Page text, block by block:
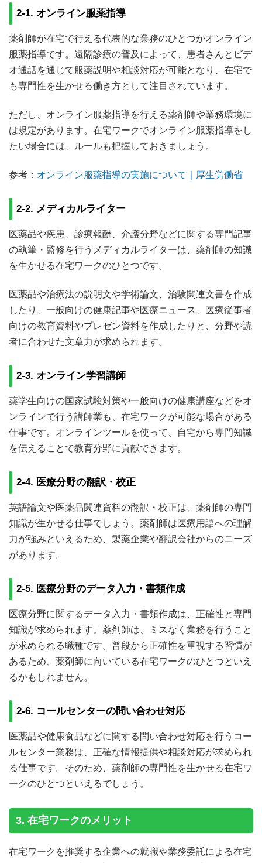
2-1. オンライン服薬指導
薬剤師が在宅で行える代表的な業務のひとつがオンライン
服薬指導です。遠隔診療の普及によって、患者さんとビデ
オ通話を通じて服薬説明や相談対応が可能となり、在宅で
も専門性を生かせる働き方として注目されています。
ただし、オンライン服薬指導を行える薬剤師や業務環境に
は規定があります。在宅ワークでオンライン服薬指導をし
たい場合には、ルールも把握しておきましょう。
参考： オンライン服薬指導の実施について｜厚生労働省
2-2. メディカルライター
医薬品や疾患、診療報酬、介護分野などに関する専門記事
の執筆・監修を行うメディカルライターは、薬剤師の知識
を生かせる在宅ワークのひとつです。
医薬品や治療法の説明文や学術論文、治験関連文書を作成
したり、一般向けの健康記事や医療ニュース、医療従事者
向けの教育資料やプレゼン資料を作成したりと、分野や読
者に合わせた文章力が求められます。
2-3. オンライン学習講師
薬学生向けの国家試験対策や一般向けの健康講座などをオ
ンラインで行う講師業も、在宅ワークが可能な場合がある
仕事です。オンラインツールを使って、自宅から専門知識
を伝えることで教育分野に貢献できます。
2-4. 医療分野の翻訳・校正
英語論文や医薬品関連資料の翻訳・校正は、薬剤師の専門
知識が生かせる仕事でしょう。薬剤師は医療用語への理解
力が強みといえるため、製薬企業や翻訳会社からのニーズ
があります。
2-5. 医療分野のデータ入力・書類作成
医療分野に関するデータ入力・書類作成は、正確性と専門
知識が求められます。薬剤師は、ミスなく業務を行うこと
が求められる職種です。普段から正確性を重視する習慣が
あるため、薬剤師に向いている在宅ワークのひとつといえ
るかもしれません。
2-6. コールセンターの問い合わせ対応
医薬品や健康食品などに関する問い合わせ対応を行うコー
ルセンター業務は、正確な情報提供や相談対応が求められ
る仕事です。そのため、薬剤師の専門性を生かせる在宅ワ
ークのひとつといえるでしょう。
3. 在宅ワークのメリット
在宅ワークを推奨する企業への就職や業務委託による在宅